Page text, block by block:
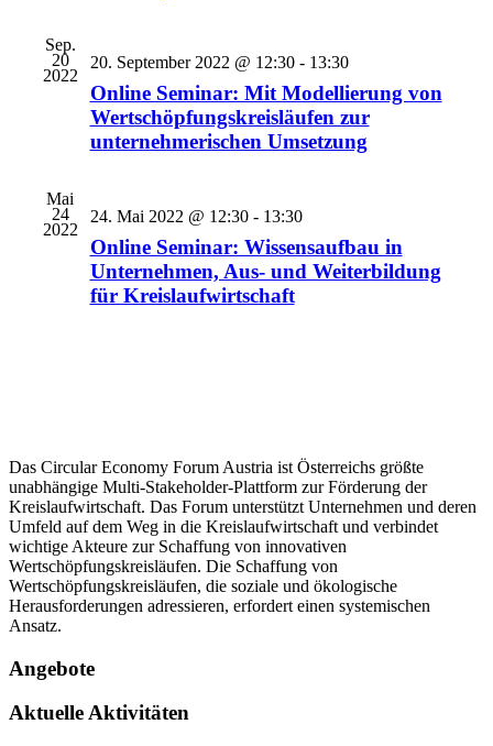
Sep.
20
2022
20. September 2022 @ 12:30- 13:30
Online Seminar: Mit Modellierung von
Wertschöpfungskreisläufen zur
unternehmerischen Umsetzung
Mai
24
2022
24. Mai 2022 @ 12:30- 13:30
Online Seminar: Wissensaufbau in
Unternehmen, Aus- und Weiterbildung
für Kreislaufwirtschaft
Das Circular Economy Forum Austria ist Österreichs größte
unabhängige Multi-Stakeholder-Plattform zur Förderung der
Kreislaufwirtschaft. Das Forum unterstützt Unternehmen und deren
Umfeld auf dem Weg in die Kreislaufwirtschaft und verbindet
wichtige Akteure zur Schaffung von innovativen
Wertschöpfungskreisläufen. Die Schaffung von
Wertschöpfungskreisläufen, die soziale und ökologische
Herausforderungen adressieren, erfordert einen systemischen
Ansatz.
Angebote
Aktuelle Aktivitäten